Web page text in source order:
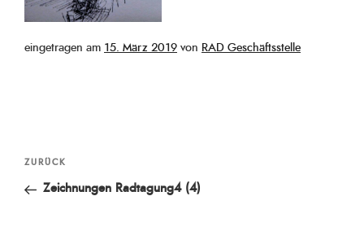
eingetragen am Veröffentlicht
15. März 2019 von RAD Geschäftsstelle
Beitragsnavigation
Vorheriger
Beitrag
ZURÜCK
Zeichnungen Radtagung4 (4)